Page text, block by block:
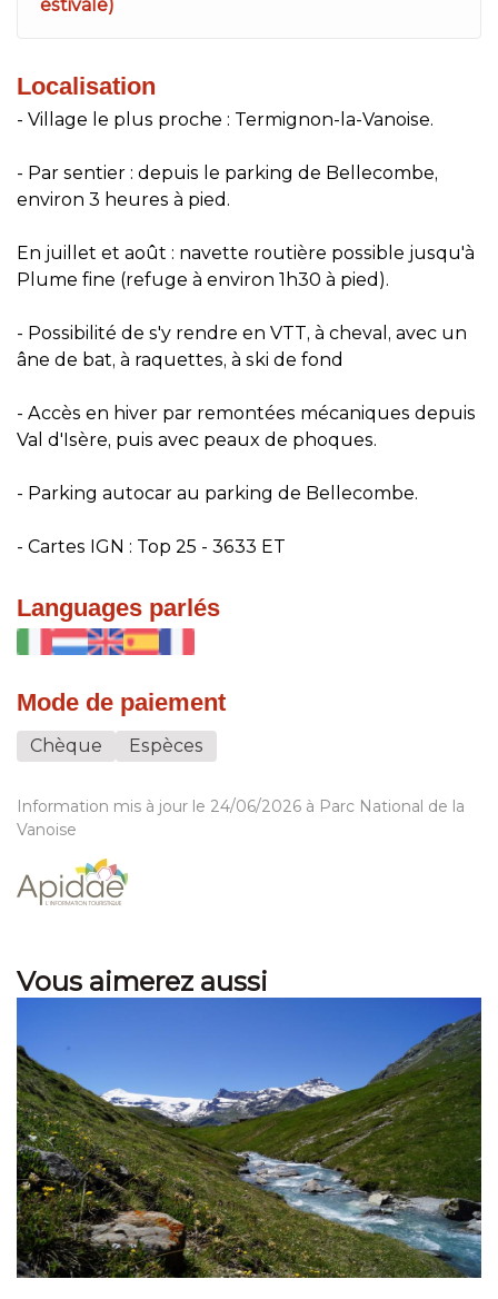
estivale)
Localisation
- Village le plus proche : Termignon-la-Vanoise.
- Par sentier : depuis le parking de Bellecombe,
environ 3 heures à pied.
En juillet et août : navette routière possible jusqu'à
Plume fine (refuge à environ 1h30 à pied).
- Possibilité de s'y rendre en VTT, à cheval, avec un
âne de bat, à raquettes, à ski de fond
- Accès en hiver par remontées mécaniques depuis
Val d'Isère, puis avec peaux de phoques.
- Parking autocar au parking de Bellecombe.
- Cartes IGN : Top 25 - 3633 ET
Languages parlés
Mode de paiement
Chèque Espèces
Information mis à jour le 24/06/2026 à Parc National de la
Vanoise
Vous aimerez aussi